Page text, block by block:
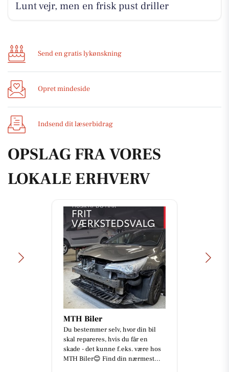
Lunt vejr, men en frisk pust driller
Send en gratis lykønskning
Opret mindeside
Indsend dit læserbidrag
OPSLAG FRA VORES
LOKALE ERHVERV
MTH Biler
Du bestemmer selv, hvor din bil
skal repareres, hvis du får en
skade - det kunne f.eks. være hos
MTH Biler😊 Find din nærmest...